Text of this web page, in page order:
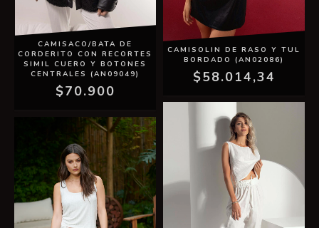
CAMISACO/BATA DE
CORDERITO CON RECORTES
SIMIL CUERO Y BOTONES
CENTRALES (AN09049)
$70.900
CAMISOLIN DE RASO Y TUL
BORDADO (AN02086)
$58.014,34